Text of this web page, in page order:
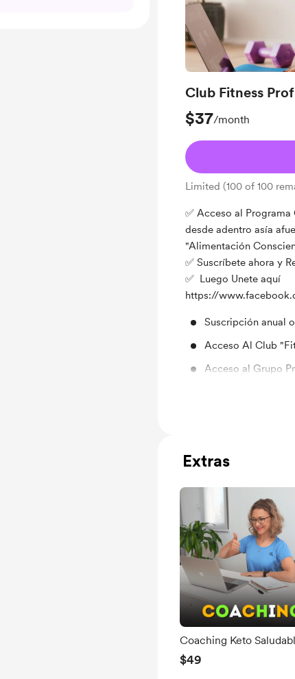
Club Fitness
$37/month
Limited (100 of 100
✅ Acceso al
desde adentro asía
"Alimentación
✅ Suscríbete ahora y
✅ Luego Unete aquí
https://
Suscripción anual
Acceso Al Club
Acceso al Grupo
Extras
Coaching Keto
Ayuno Intermitente
$49